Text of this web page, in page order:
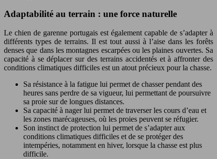
Adaptabilité au terrain : une force naturelle
Le chien de garenne portugais est également capable de s’adapter à
différents types de terrains. Il est tout aussi à l’aise dans les forêts
denses que dans les montagnes escarpées ou les plaines ouvertes. Sa
capacité à se déplacer sur des terrains accidentés et à affronter des
conditions climatiques difficiles est un atout précieux pour la chasse.
Sa résistance à la fatigue lui permet de chasser pendant des
heures sans perdre de sa vigueur, lui permettant de poursuivre
sa proie sur de longues distances.
Sa capacité à nager lui permet de traverser les cours d’eau et
les zones marécageuses, où les proies peuvent se réfugier.
Son instinct de protection lui permet de s’adapter aux
conditions climatiques difficiles et de se protéger des
intempéries, notamment en hiver, lorsque la chasse est plus
difficile.